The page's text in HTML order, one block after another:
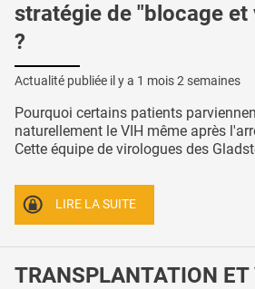
stratégie de "blocage et
?
Actualité publiée il y a 1 mois 2 semaines
Pourquoi certains patients
naturellement le VIH même après
Cette équipe de virologues des
LIRE LA SUITE
TRANSPLANTATION ET